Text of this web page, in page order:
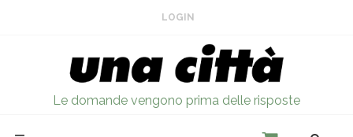
LOGIN
Le domande vengono prima delle risposte